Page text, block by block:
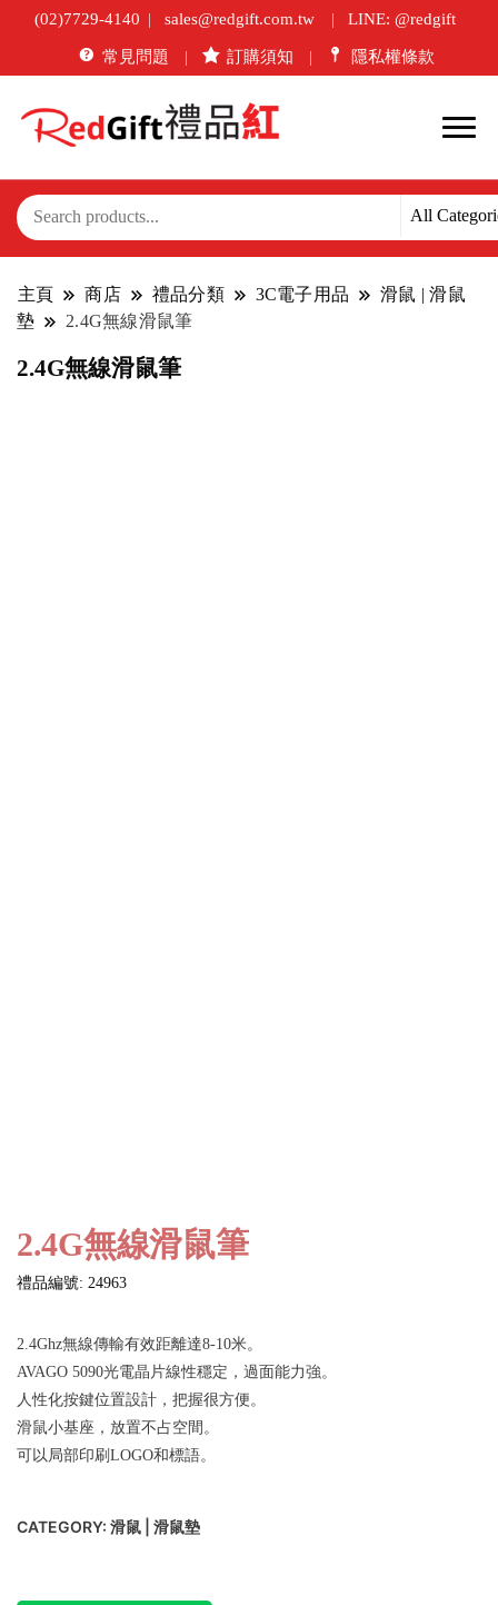
(02)7729-4140 sales@redgift.com.tw LINE: @redgift
常見問題 訂購須知 隱私權條款
主頁 商店 禮品分類 3C電子用品
滑鼠 | 滑鼠
墊
2.4G無線滑鼠筆
2.4G無線滑鼠筆
2.4G無線滑鼠筆
禮品編號: 24963
2.4Ghz無線傳輸有效距離達8-10米。
AVAGO 5090光電晶片線性穩定，過面能力強。
人性化按鍵位置設計，把握很方便。
滑鼠小基座，放置不占空間。
可以局部印刷LOGO和標語。
CATEGORY: 滑鼠 | 滑鼠墊